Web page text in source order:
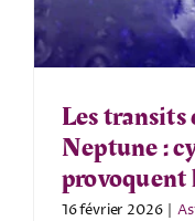
Les transits
Neptune :
provoquent
16 février 2026 |